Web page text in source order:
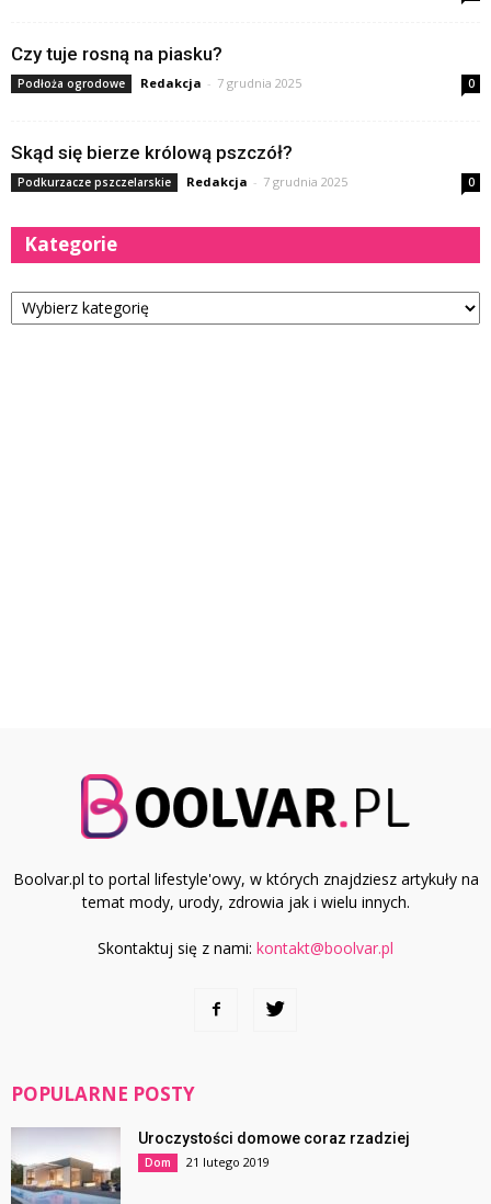
Czy tuje rosną na piasku?
Podłoża ogrodowe Redakcja - 7 grudnia 2025 0
Skąd się bierze królową pszczół?
Podkurzacze pszczelarskie Redakcja - 7 grudnia 2025 0
Kategorie
Kategorie
Boolvar.pl to portal lifestyle'owy, w których znajdziesz artykuły na
temat mody, urody, zdrowia jak i wielu innych.
Skontaktuj się z nami: kontakt@boolvar.pl
POPULARNE POSTY
Uroczystości domowe coraz rzadziej
Dom 21 lutego 2019